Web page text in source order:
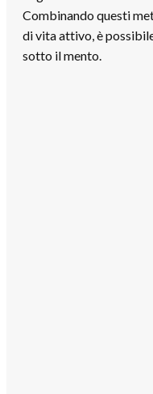
Combinando questi
di vita attivo, è
sotto il mento.